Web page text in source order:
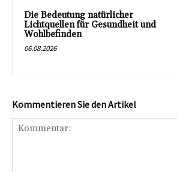
Die Bedeutung natürlicher
Lichtquellen für Gesundheit und
Wohlbefinden
06.08.2026
Kommentieren Sie den Artikel